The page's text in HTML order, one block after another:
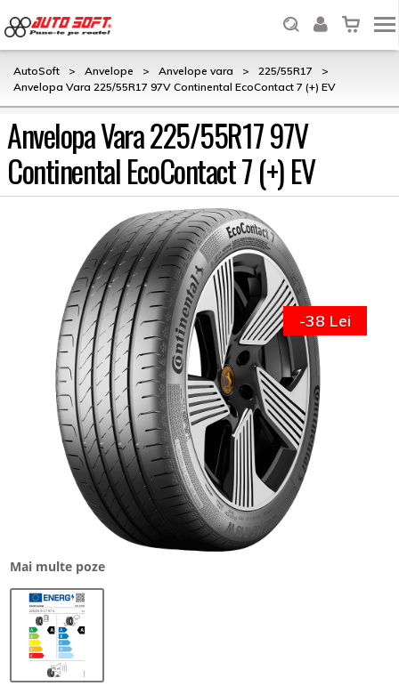
AutoSoft > Anvelope > Anvelope vara > 225/55R17
>
Anvelopa Vara 225/55R17 97V Continental EcoContact 7 (+) EV
Anvelopa Vara 225/55R17 97V
Continental EcoContact 7 (+) EV
Mai multe poze
-38 Lei